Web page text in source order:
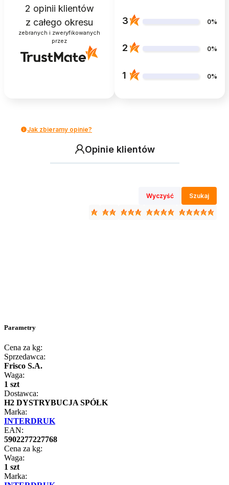
2 opinii klientów
z całego okresu
zebranych i zweryfikowanych
przez
3 0%
2 0%
1 0%
Jak zbieramy opinie?
Opinie klientów
Wyczyść Szukaj
Parametry
Cena za kg:
Sprzedawca:
Frisco S.A.
Waga:
1 szt
Dostawca:
H2 DYSTRYBUCJA SPÓŁK
Marka:
INTERDRUK
EAN:
5902277227768
Cena za kg:
Waga:
1 szt
Marka: